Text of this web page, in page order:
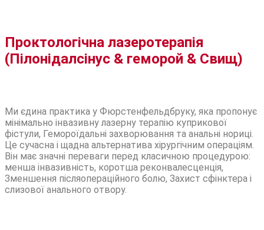
Проктологічна лазеротерапія
(Пілонідалсінус & геморой & Свищ)
Ми єдина практика у Фюрстенфельдбруку, яка пропонує
мінімально інвазивну лазерну терапію куприкової
фістули, Гемороїдальні захворювання та анальні нориці.
Це сучасна і щадна альтернатива хірургічним операціям.
Він має значні переваги перед класичною процедурою:
менша інвазивність, коротша реконвалесценція,
Зменшення післяопераційного болю, Захист сфінктера і
слизової анального отвору.